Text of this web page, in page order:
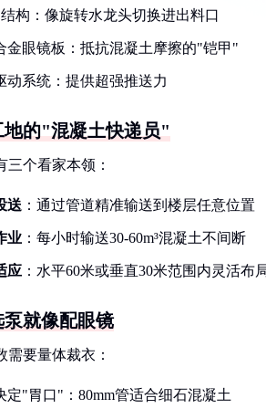
构：像旋转水龙头切换进出料口
金眼镜板：抵抗混凝土摩擦的"铠甲"
动系统：提供超强推送力
地的"混凝土快递员"
三个看家本领：
送 ：通过管道精准输送到楼层任意位置
业 ：每小时输送30-60m³混凝土不间断
应 ：水平60米或垂直30米范围内灵活布
泵就像配眼镜
需要量体裁衣：
定"胃口"：80mm管适合细石混凝土